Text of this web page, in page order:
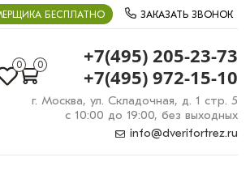
БЕСПЛАТНО ЗАКАЗАТЬ ЗВОНОК
0 0
+7(495) 205-23-73
+7(495) 972-15-10
г. Москва, ул. Складочная, д. 1 стр. 5
с 10:00 до 19:00, без выходных
info@dverifortrez.ru